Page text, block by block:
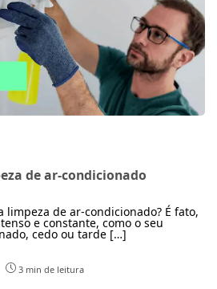
de ar-condicionado
limpeza de ar-condicionado? É fato,
e constante, como o seu
cedo ou tarde […]
3 min de leitura